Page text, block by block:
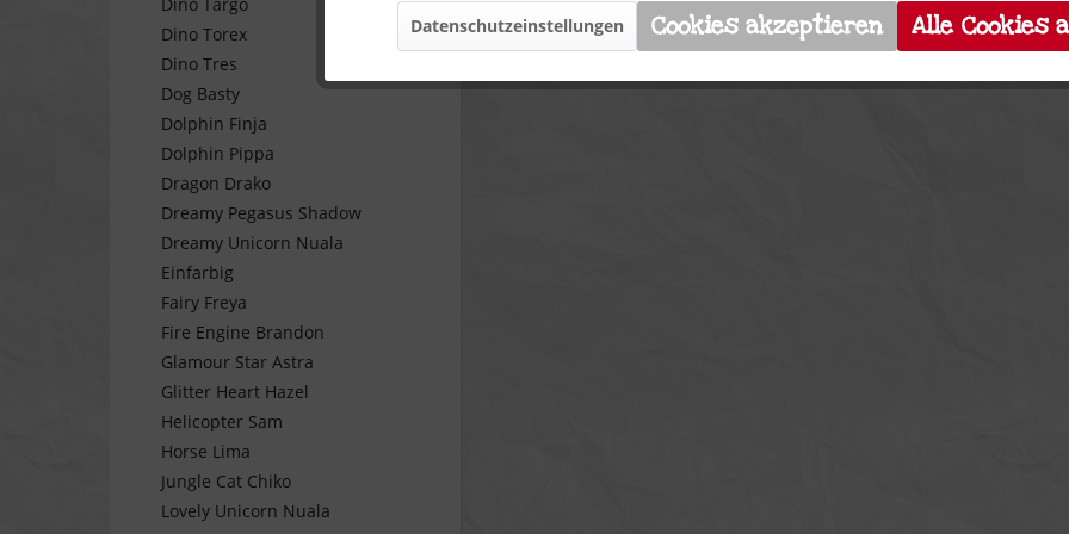
Dino Torex
Dino Tres
Dog Basty
Dolphin Finja
Dolphin Pippa
Dragon Drako
Dreamy Pegasus Shadow
Dreamy Unicorn Nuala
Einfarbig
Fairy Freya
Fire Engine Brandon
Glamour Star Astra
Glitter Heart Hazel
Helicopter Sam
Horse Lima
Jungle Cat Chiko
Lovely Unicorn Nuala
Datenschutzeinstellungen Cookies akzeptieren Alle Cookies